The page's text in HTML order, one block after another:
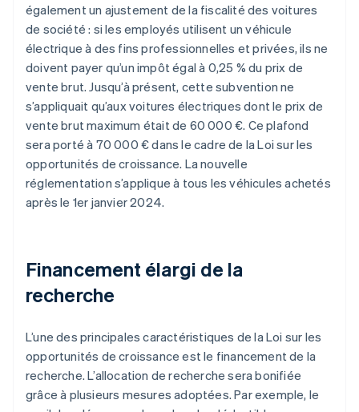
également un ajustement de la fiscalité des voitures
de société : si les employés utilisent un véhicule
électrique à des fins professionnelles et privées, ils ne
doivent payer qu’un impôt égal à 0,25 % du prix de
vente brut. Jusqu’à présent, cette subvention ne
s’appliquait qu’aux voitures électriques dont le prix de
vente brut maximum était de 60 000 €. Ce plafond
sera porté à 70 000 € dans le cadre de la Loi sur les
opportunités de croissance. La nouvelle
réglementation s’applique à tous les véhicules achetés
après le 1er janvier 2024.
Financement élargi de la
recherche
L’une des principales caractéristiques de la Loi sur les
opportunités de croissance est le financement de la
recherche. L’allocation de recherche sera bonifiée
grâce à plusieurs mesures adoptées. Par exemple, le